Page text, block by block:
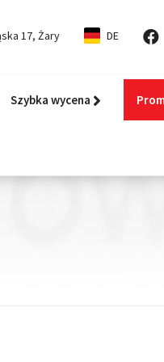
17, Żary DE
Szybka wycena